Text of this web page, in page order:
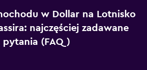
w Dollar na Lotnisko
najczęściej zadawane
pytania (FAQ)